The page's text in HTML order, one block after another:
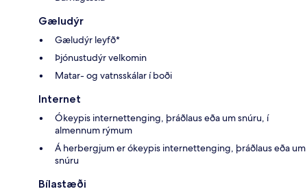
Gæludýr
Gæludýr leyfð*
Þjónustudýr velkomin
Matar- og vatnsskálar í boði
Internet
Ókeypis internettenging, þráðlaus eða um snúru, í
almennum rýmum
Á herbergjum er ókeypis internettenging, þráðlaus eða um
snúru
Bílastæði